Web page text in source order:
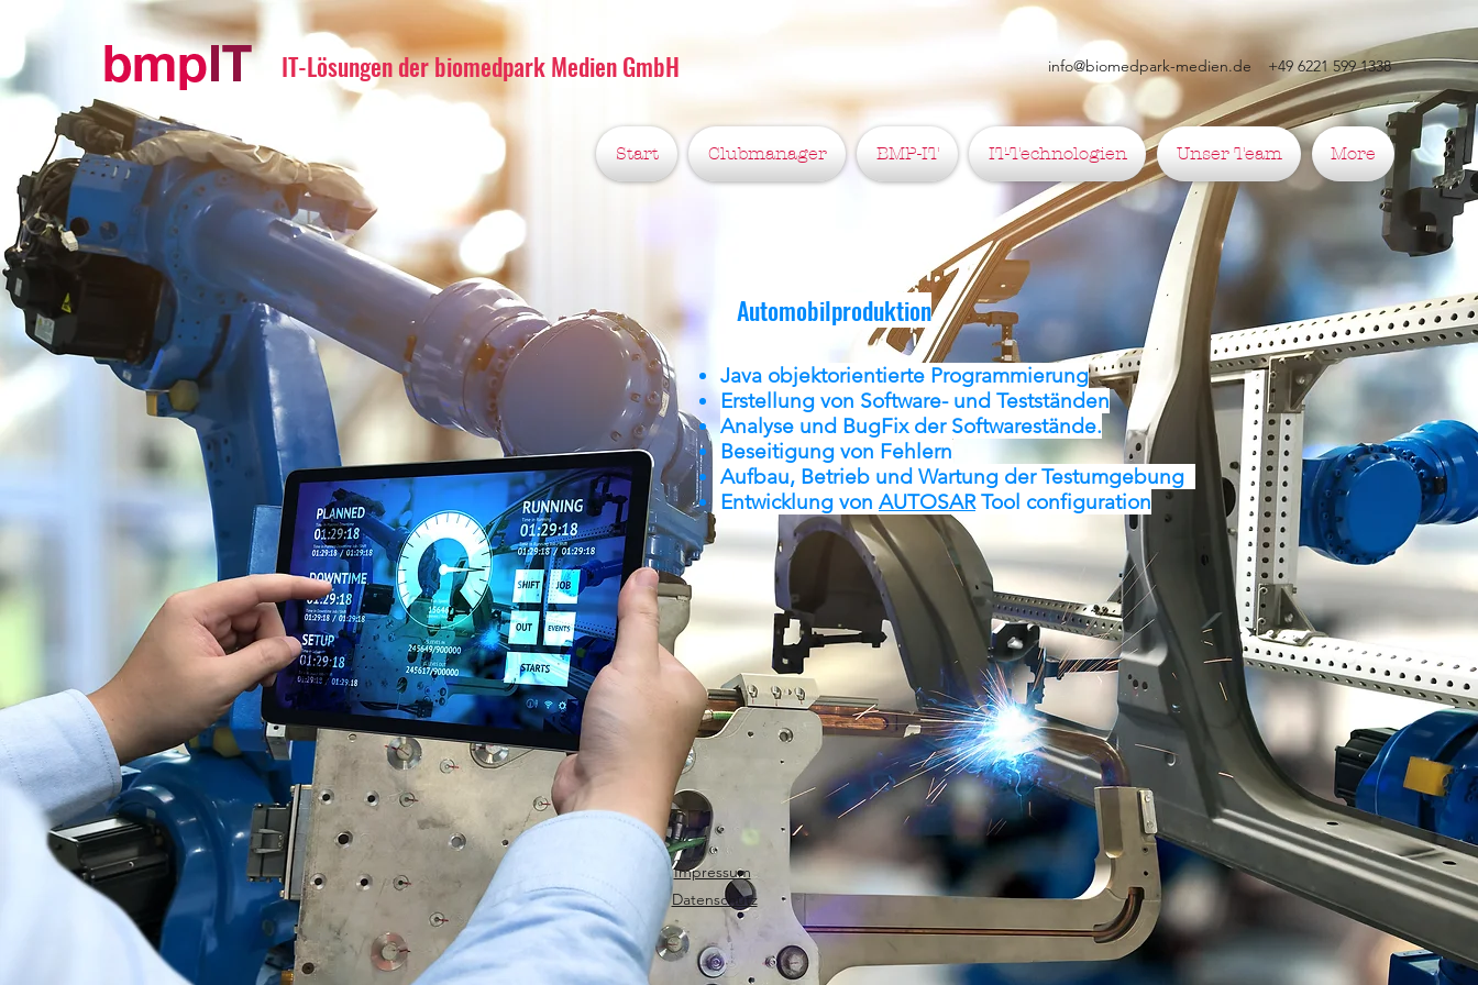
IT-Lösungen der biomedpark Medien GmbH info@biomedpark-medien.de +49 6221 599 1338
Start Clubmanager BMP-IT IT-Technologien Unser Team More
Automobilproduktion
Java objektorientierte Programmierung
Erstellung von Software- und Testständen
Analyse und BugFix der Softwarestände.
Beseitigung von Fehlern
Aufbau, Betrieb und Wartung der Testumgebung
Entwicklung von AUTOSARTool configuration
Impressum
Datenschutz